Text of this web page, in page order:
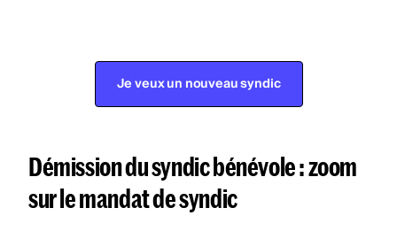
Je veux un nouveau syndic
Démission du syndic bénévole : zoom
sur le mandat de syndic